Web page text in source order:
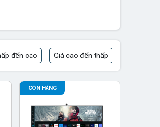
đến cao Giá cao đến thấp
CÒN HÀNG